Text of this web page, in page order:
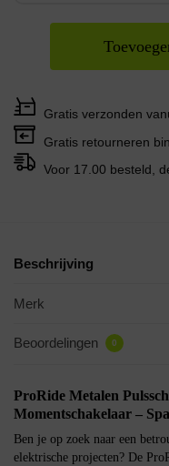
Gratis verzonden
Gratis retourneren
Voor 17.00 besteld,
Beschrijving
Merk
Beoordelingen 0
ProRide Metalen
Momentschakelaar –
Ben je op zoek naar een
elektrische projecten? De